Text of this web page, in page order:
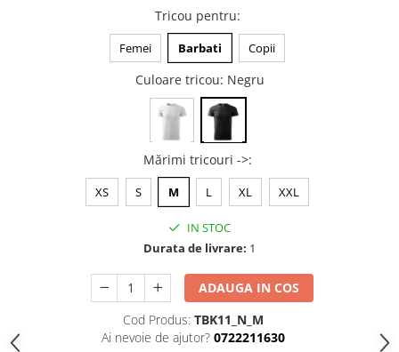
Tricouri aniversare
Tricouri cadou 20 ani
Tricouri cadou 60 ani
Tricouri motociclisti
Tricouri offroad
Tricouri biciclisti
Tricouri biciclisti
Tricou pentru:
Femei Barbati Copii
Culoare tricou: Negru
Mărimi tricouri ->:
XS S M L XL XXL
IN STOC
Durata de livrare: 1
ADAUGA IN COS
Cod Produs: TBK11_N_M
Ai nevoie de ajutor? 0722211630